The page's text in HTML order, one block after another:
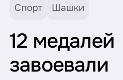
Спорт Шашки
12 медалей
завоевали